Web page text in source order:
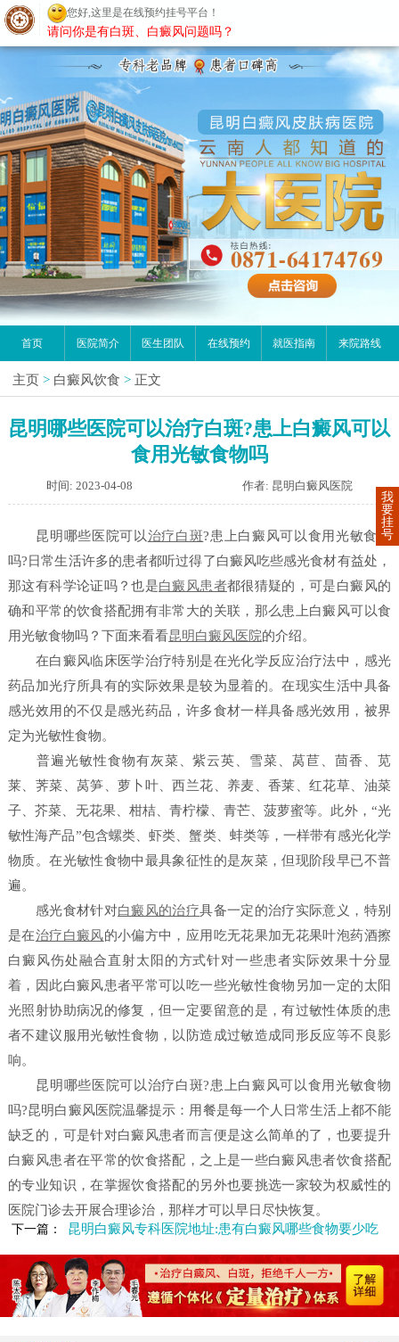
昆明白癜风医院
首页 医院简介 医生团队 在线预约 就医指南 来院路线
主页 > 白癜风饮食 > 正文
昆明哪些医院可以治疗白斑?患上白癜风可以
食用光敏食物吗
时间: 2023-04-08 作者: 昆明白癜风医院
昆明哪些医院可以治疗白斑?患上白癜风可以食用光敏食物
吗?日常生活许多的患者都听过得了白癜风吃些感光食材有益处，
那这有科学论证吗？也是白癜风患者都很猜疑的，可是白癜风的
确和平常的饮食搭配拥有非常大的关联，那么患上白癜风可以食
用光敏食物吗？下面来看看昆明白癜风医院的介绍。
在白癜风临床医学治疗特别是在光化学反应治疗法中，感光
药品加光疗所具有的实际效果是较为显着的。在现实生活中具备
感光效用的不仅是感光药品，许多食材一样具备感光效用，被界
定为光敏性食物。
普遍光敏性食物有灰菜、紫云英、雪菜、莴苣、茴香、苋
莱、荠菜、莴笋、萝卜叶、西兰花、养麦、香莱、红花草、油菜
子、芥菜、无花果、柑桔、青柠檬、青芒、菠萝蜜等。此外，“光
敏性海产品”包含螺类、虾类、蟹类、蚌类等，一样带有感光化学
物质。在光敏性食物中最具象征性的是灰菜，但现阶段早已不普
遍。
感光食材针对白癜风的治疗具备一定的治疗实际意义，特别
是在治疗白癜风的小偏方中，应用吃无花果加无花果叶泡药酒擦
白癜风伤处融合直射太阳的方式针对一些患者实际效果十分显
着，因此白癜风患者平常可以吃一些光敏性食物另加一定的太阳
光照射协助病况的修复，但一定要留意的是，有过敏性体质的患
者不建议服用光敏性食物，以防造成过敏造成同形反应等不良影
响。
昆明哪些医院可以治疗白斑?患上白癜风可以食用光敏食物
吗?昆明白癜风医院温馨提示：用餐是每一个人日常生活上都不能
缺乏的，可是针对白癜风患者而言便是这么简单的了，也要提升
白癜风患者在平常的饮食搭配，之上是一些白癜风患者饮食搭配
的专业知识，在掌握饮食搭配的另外也要挑选一家较为权威性的
医院门诊去开展合理诊治，那样才可以早日尽快恢复。
下一篇： 昆明白癜风专科医院地址:患有白癜风哪些食物要少吃
我
要
挂
号
您好,这里是在线预约挂号平台！
请问你是有白斑、白癜风问题吗？